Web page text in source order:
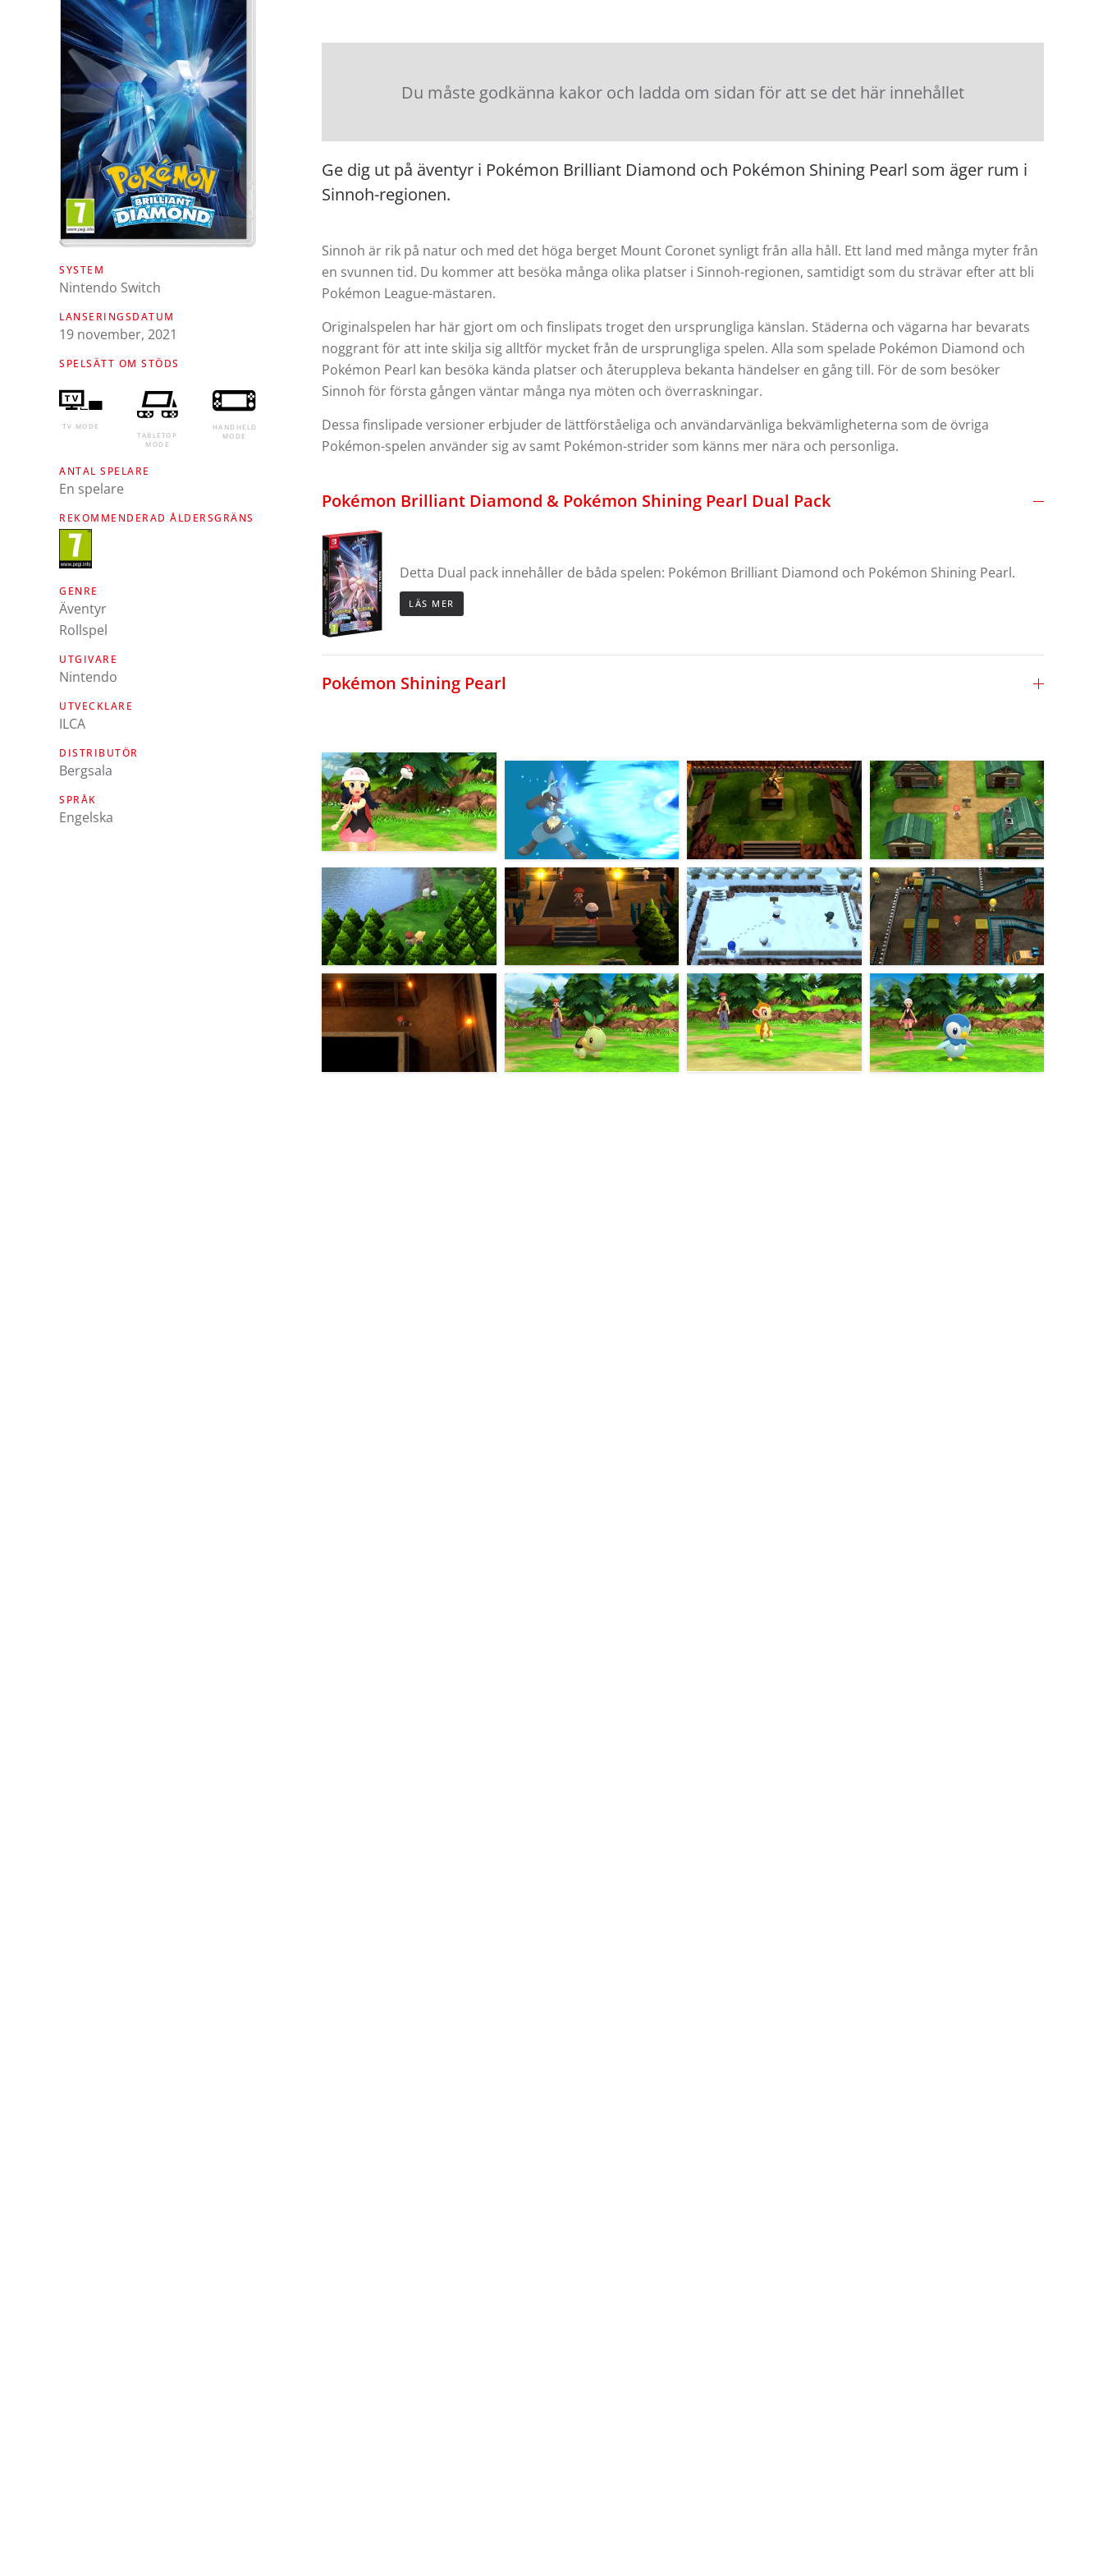
SYSTEM
Nintendo Switch
LANSERINGSDATUM
19 november, 2021
SPELSÄTT OM STÖDS
TV MODE
TABLETOP
MODE
HANDHELD
MODE
ANTAL SPELARE
En spelare
REKOMMENDERAD ÅLDERSGRÄNS
GENRE
Äventyr
Rollspel
UTGIVARE
Nintendo
UTVECKLARE
ILCA
DISTRIBUTÖR
Bergsala
SPRÅK
engelska
Du måste godkänna kakor och ladda om sidan för att se det här innehållet
Ge dig ut på äventyr i Pokémon Brilliant Diamond och Pokémon Shining Pearl som äger rum i
Sinnoh-regionen.
Sinnoh är rik på natur och med det höga berget Mount Coronet synligt från alla håll. Ett land med många myter från
en svunnen tid. Du kommer att besöka många olika platser i Sinnoh-regionen, samtidigt som du strävar efter att bli
Pokémon League-mästaren.
Originalspelen har här gjort om och finslipats troget den ursprungliga känslan. Städerna och vägarna har bevarats
noggrant för att inte skilja sig alltför mycket från de ursprungliga spelen. Alla som spelade Pokémon Diamond och
Pokémon Pearl kan besöka kända platser och återuppleva bekanta händelser en gång till. För de som besöker
Sinnoh för första gången väntar många nya möten och överraskningar.
Dessa finslipade versioner erbjuder de lättförståeliga och användarvänliga bekvämligheterna som de övriga
Pokémon-spelen använder sig av samt Pokémon-strider som känns mer nära och personliga.
Pokémon Brilliant Diamond & Pokémon Shining Pearl Dual Pack
Detta Dual pack innehåller de båda spelen: Pokémon Brilliant Diamond och Pokémon Shining Pearl.
LÄS MER
Pokémon Shining Pearl